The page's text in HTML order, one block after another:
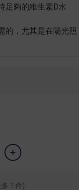
足夠的維生素D水
的，尤其是在陽光照
多 1 件)